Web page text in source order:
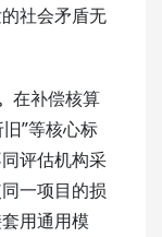
社会矛盾无
在补偿核算
”等核心标
评估机构采
一项目的损
用通用模